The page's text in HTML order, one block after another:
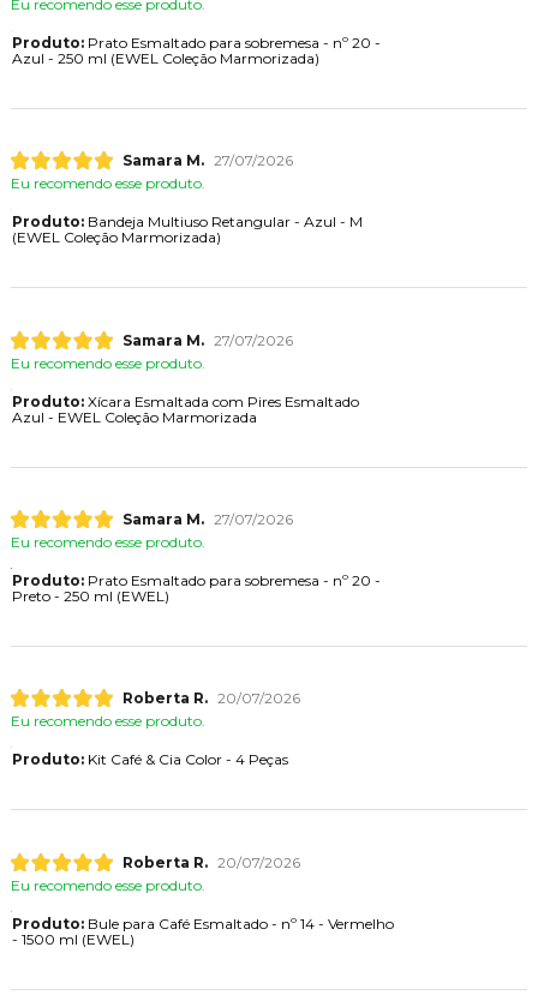
Eu recomendo esse produto.
Produto:Prato Esmaltado para sobremesa - nº 20 -
Azul - 250 ml (EWEL Coleção Marmorizada)
Samara M. 27/07/2026
Eu recomendo esse produto.
Produto:Bandeja Multiuso Retangular - Azul - M
(EWEL Coleção Marmorizada)
Samara M. 27/07/2026
Eu recomendo esse produto.
Produto:Xícara Esmaltada com Pires Esmaltado
Azul - EWEL Coleção Marmorizada
Samara M. 27/07/2026
Eu recomendo esse produto.
Produto:Prato Esmaltado para sobremesa - nº 20 -
Preto - 250 ml (EWEL)
Roberta R. 20/07/2026
Eu recomendo esse produto.
Produto:Kit Café & Cia Color - 4 Peças
Roberta R. 20/07/2026
Eu recomendo esse produto.
Produto:Bule para Café Esmaltado - nº 14 - Vermelho
- 1500 ml (EWEL)